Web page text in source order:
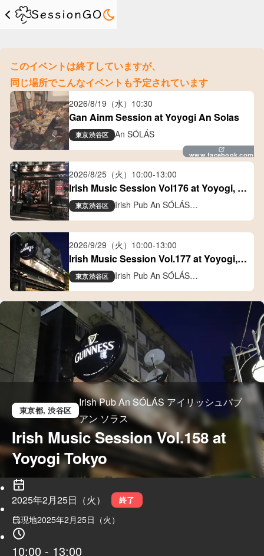
このイベントは終了していますが、
同じ場所でこんなイベントも予定されています
2026/8/19（水） 10:30
Gan Ainm Session at Yoyogi An Solas
東京渋谷区 An SÓLÁS
www.facebook.com
2026/8/25（火） 10:00-13:00
Irish Music Session Vol176 at Yoyogi,
Tokyo
東京渋谷区
Irish Pub An SÓLÁS
アイリッシュパブ アン ソラス
2026/9/29（火） 10:00-13:00
Irish Music Session Vol.177 at Yoyogi,
Tokyo
東京渋谷区
Irish Pub An SÓLÁS
アイリッシュパブ アン ソラス
東京都, 渋谷区
Irish Pub An SÓLÁS アイリッシュパブ
アン ソラス
Irish Music Session Vol.158 at
Yoyogi Tokyo
2025年2月25日（火） 終了
現地2025年2月25日（火）
10:00 - 13:00